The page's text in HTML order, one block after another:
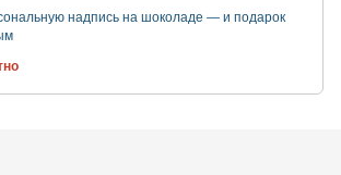
надпись на шоколаде — и подарок